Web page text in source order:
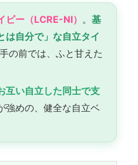
ビー（LCRE-NI） 。 基
は自分で」な自立タイ
の前では、ふと甘えた
互い自立した同士で支
強めの、健全な自立ベ